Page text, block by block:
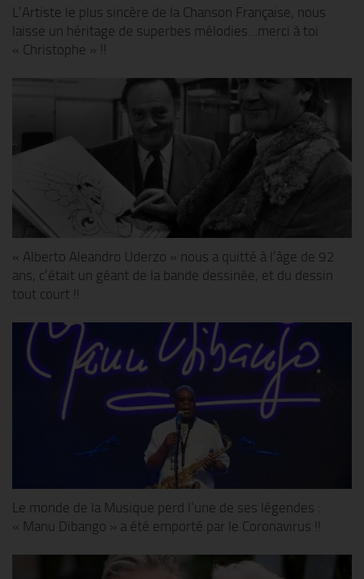
L’Artiste le plus sincère de la Chanson Française, nous
laisse un héritage de superbes mélodies…merci à toi
« Christophe » !!
« Alberto Aleandro Uderzo » nous a quitté à l’âge de 92
ans, c’était un géant de la bande dessinée, et du dessin
tout court !!
Le monde de la Musique perd l’une de ses légendes :
« Manu Dibango » a été emporté par le Coronavirus !!